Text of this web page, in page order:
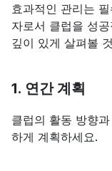
효과적인 관리는
자로서 클럽을 성
깊이 있게 살펴볼
1. 연간 계획
클럽의 활동 방향
하게 계획하세요.